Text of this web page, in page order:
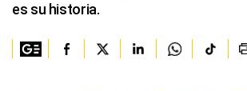
es su historia.